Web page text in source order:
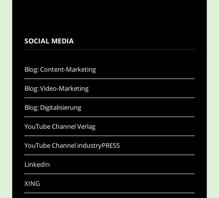
SOCIAL MEDIA
Blog: Content-Marketing
Blog: Video-Marketing
Blog: Digitalisierung
YouTube Channel Verlag
YouTube Channel industryPRESS
LinkedIn
XING